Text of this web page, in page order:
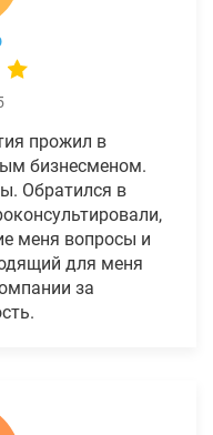
прожил в
бизнесменом.
Обратился в
меня вопросы и
для меня
за